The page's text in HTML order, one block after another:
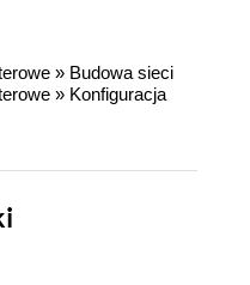
» Budowa sieci
» Konfiguracja